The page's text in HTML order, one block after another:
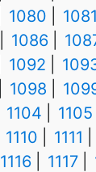
1080 1081
1086
1092
1098
1104 1105
1110 1111
1116 1117